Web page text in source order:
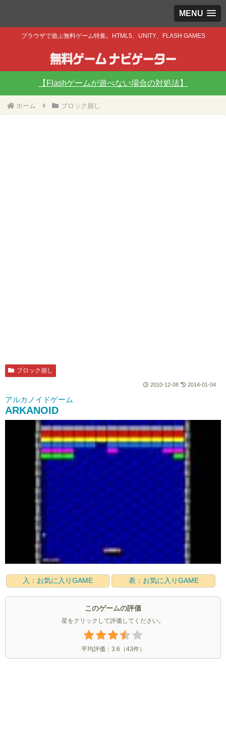
MENU
ブラウザで遊ぶ無料ゲーム特集。HTML5、UNITY、FLASH GAMES
【Flashゲームが遊べない場合の対処法】
ホーム ブロック崩し
ブロック崩し
2010-12-08 2014-01-04
アルカノイドゲーム
ARKANOID
入：お気に入りGAME 表：お気に入りGAME
このゲームの評価
星をクリックして評価してください。
平均評価： 3.6 （43件）